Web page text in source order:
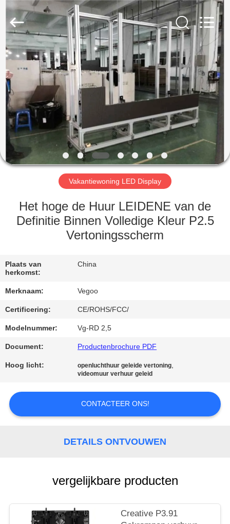
HUIS
PRODUCTEN
VIDEO'S
OVER
ONS
FABRIEKSTOCHT
KWALITEITSCONTROLE
NEEM
ONS
OP
NIEUWS
VRAAG
EEN
POLICY
Electronic
Technology
Co.,
Rights
Reserved.
Vakantiewoning LED Display
Het hoge de Huur LEIDENE van de
Definitie Binnen Volledige Kleur P2.5
Vertoningsscherm
Plaats van
herkomst:
China
Merknaam: Vegoo
Certificering: CE/ROHS/FCC/
Modelnummer: Vg-RD 2,5
Document: Productenbrochure PDF
Hoog licht: openluchthuur geleide vertoning,
videomuur verhuur geleid
CONTACTEER ONS!
DETAILS ONTVOUWEN
vergelijkbare producten
Creative P3.91